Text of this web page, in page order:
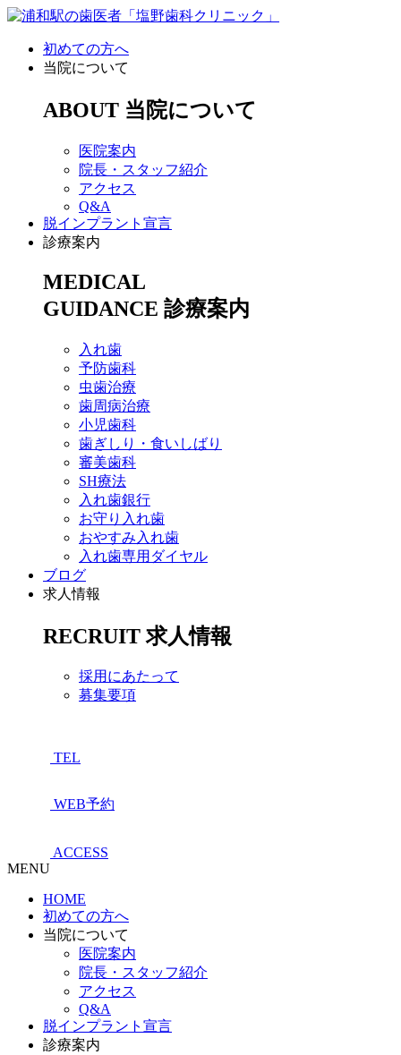
初めての方へ
当院について
ABOUT 当院について
医院案内
院長・スタッフ紹介
アクセス
Q&A
脱インプラント宣言
診療案内
MEDICAL
GUIDANCE 診療案内
入れ歯
予防歯科
虫歯治療
歯周病治療
小児歯科
歯ぎしり・食いしばり
審美歯科
SH療法
入れ歯銀行
お守り入れ歯
おやすみ入れ歯
入れ歯専用ダイヤル
ブログ
求人情報
RECRUIT 求人情報
採用にあたって
募集要項
TEL
WEB予約
ACCESS
MENU
HOME
初めての方へ
当院について
医院案内
院長・スタッフ紹介
アクセス
Q&A
脱インプラント宣言
診療案内